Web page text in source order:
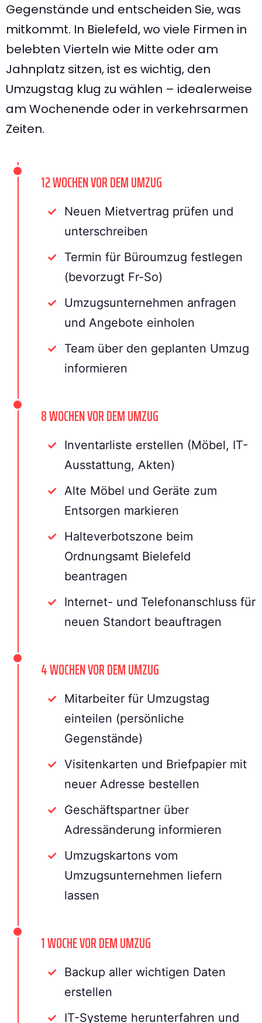
Gegenstände und entscheiden Sie, was
mitkommt. In Bielefeld, wo viele Firmen in
belebten Vierteln wie Mitte oder am
Jahnplatz sitzen, ist es wichtig, den
Umzugstag klug zu wählen – idealerweise
am Wochenende oder in verkehrsarmen
Zeiten.
12 WOCHEN VOR DEM UMZUG
Neuen Mietvertrag prüfen und
unterschreiben
Termin für Büroumzug festlegen
(bevorzugt Fr-So)
Umzugsunternehmen anfragen
und Angebote einholen
Team über den geplanten Umzug
informieren
8 WOCHEN VOR DEM UMZUG
Inventarliste erstellen (Möbel, IT-
Ausstattung, Akten)
Alte Möbel und Geräte zum
Entsorgen markieren
Halteverbotszone beim
Ordnungsamt Bielefeld
beantragen
Internet- und Telefonanschluss für
neuen Standort beauftragen
4 WOCHEN VOR DEM UMZUG
Mitarbeiter für Umzugstag
einteilen (persönliche
Gegenstände)
Visitenkarten und Briefpapier mit
neuer Adresse bestellen
Geschäftspartner über
Adressänderung informieren
Umzugskartons vom
Umzugsunternehmen liefern
lassen
1 WOCHE VOR DEM UMZUG
Backup aller wichtigen Daten
erstellen
IT-Systeme herunterfahren und